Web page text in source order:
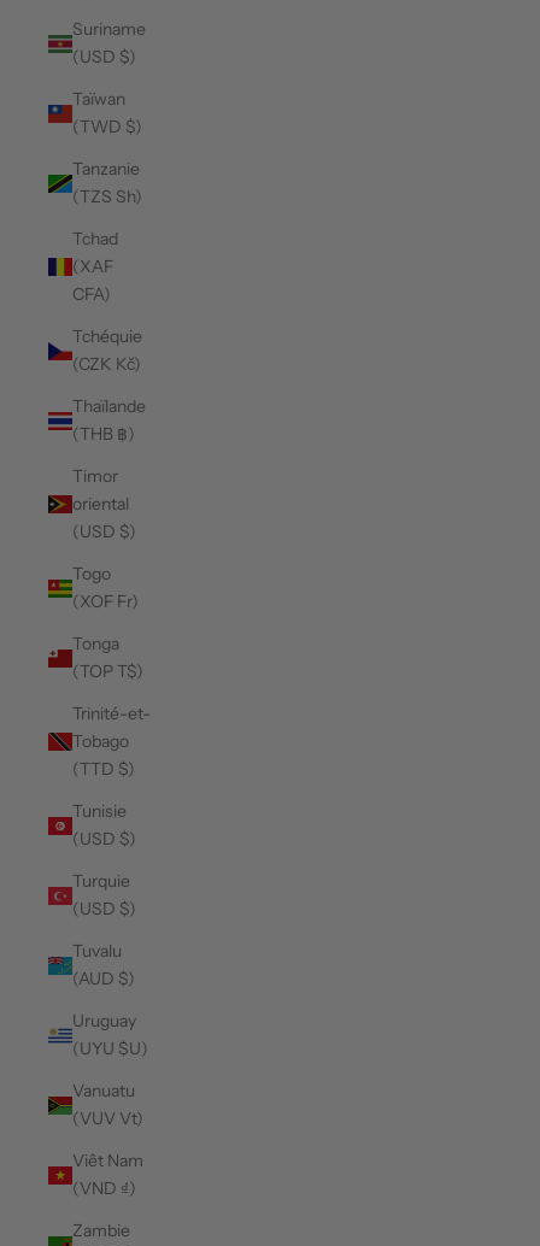
Suriname
(USD $)
Taïwan
(TWD $)
Tanzanie
(TZS Sh)
Tchad
(XAF
CFA)
Tchéquie
(CZK Kč)
Thaïlande
(THB ฿)
Timor
oriental
(USD $)
Togo
(XOF Fr)
Tonga
(TOP T$)
Trinité-et-
Tobago
(TTD $)
Tunisie
(USD $)
Turquie
(USD $)
Tuvalu
(AUD $)
Uruguay
(UYU $U)
Vanuatu
(VUV Vt)
Viêt Nam
(VND ₫)
Zambie